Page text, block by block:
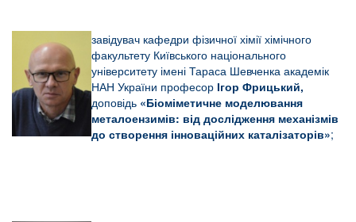
завідувач кафедри фізичної хімії хімічного
факультету Київського національного
університету імені Тараса Шевченка академік
НАН України професор Ігор Фрицький,
доповідь «Біоміметичне моделювання
металоензимів: від дослідження механізмів
до створення інноваційних каталізаторів»;